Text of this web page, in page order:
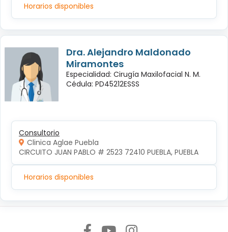
Horarios disponibles
Dra. Alejandro Maldonado
Miramontes
Especialidad: Cirugía Maxilofacial N. M.
Cédula: PD45212ESSS
Consultorio
Clinica Aglae Puebla
CIRCUITO JUAN PABLO # 2523 72410 PUEBLA, PUEBLA
Horarios disponibles